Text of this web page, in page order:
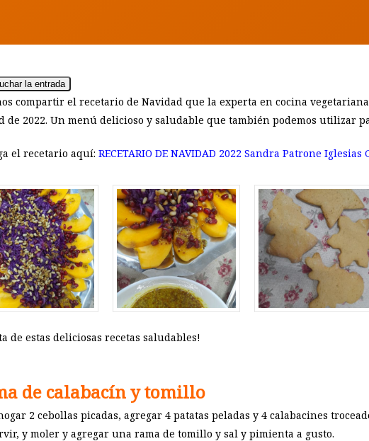
ESC to close
la entrada
compartir el recetario de Navidad que la experta en cocina
de 2022. Un menú delicioso y saludable que también podemos utilizar
el recetario aquí: RECETARIO DE NAVIDAD 2022 Sandra Patrone Iglesias
de estas deliciosas recetas saludables!
de calabacín y tomillo
2 cebollas picadas, agregar 4 patatas peladas y 4 calabacines
y moler y agregar una rama de tomillo y sal y pimienta a gusto.